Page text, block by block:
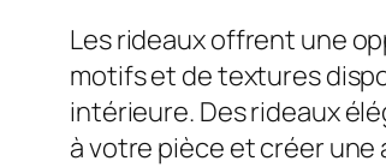
Les rideaux offrent une
motifs et de textures
intérieure. Des rideaux
à votre pièce et créer